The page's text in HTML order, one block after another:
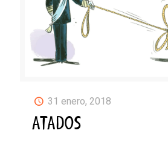
31 enero, 2018
ATADOS